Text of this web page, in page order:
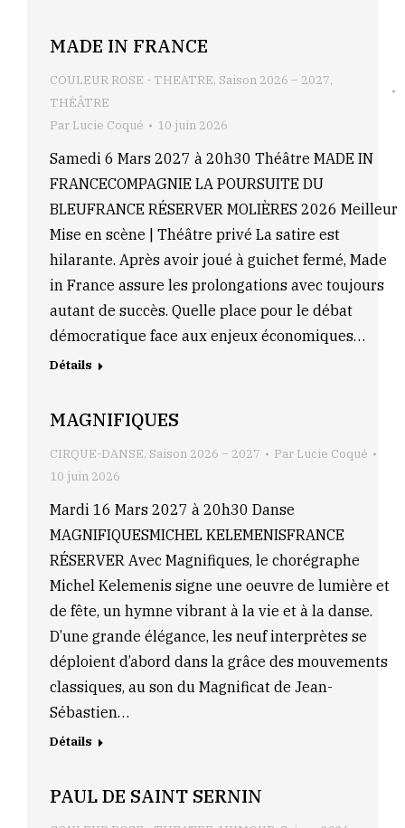
MADE IN FRANCE
COULEUR ROSE - THEATRE, Saison 2026 – 2027,
THÉÂTRE
Par Lucie Coqué 10 juin 2026
Samedi 6 Mars 2027 à 20h30 Théâtre MADE IN
FRANCECOMPAGNIE LA POURSUITE DU
BLEUFRANCE RÉSERVER MOLIÈRES 2026 Meilleur
Mise en scène | Théâtre privé La satire est
hilarante. Après avoir joué à guichet fermé, Made
in France assure les prolongations avec toujours
autant de succès. Quelle place pour le débat
démocratique face aux enjeux économiques…
Détails
MAGNIFIQUES
CIRQUE-DANSE, Saison 2026 – 2027 Par Lucie Coqué
10 juin 2026
Mardi 16 Mars 2027 à 20h30 Danse
MAGNIFIQUESMICHEL KELEMENISFRANCE
RÉSERVER Avec Magnifiques, le chorégraphe
Michel Kelemenis signe une oeuvre de lumière et
de fête, un hymne vibrant à la vie et à la danse.
D’une grande élégance, les neuf interprètes se
déploient d’abord dans la grâce des mouvements
classiques, au son du Magnificat de Jean-
Sébastien…
Détails
PAUL DE SAINT SERNIN